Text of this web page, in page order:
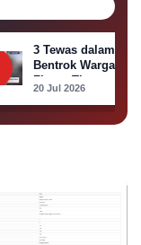
3 Tewas dalam
Bentrok Warga
Flores Timur,
Puluhan Rumah
20 Jul 2026